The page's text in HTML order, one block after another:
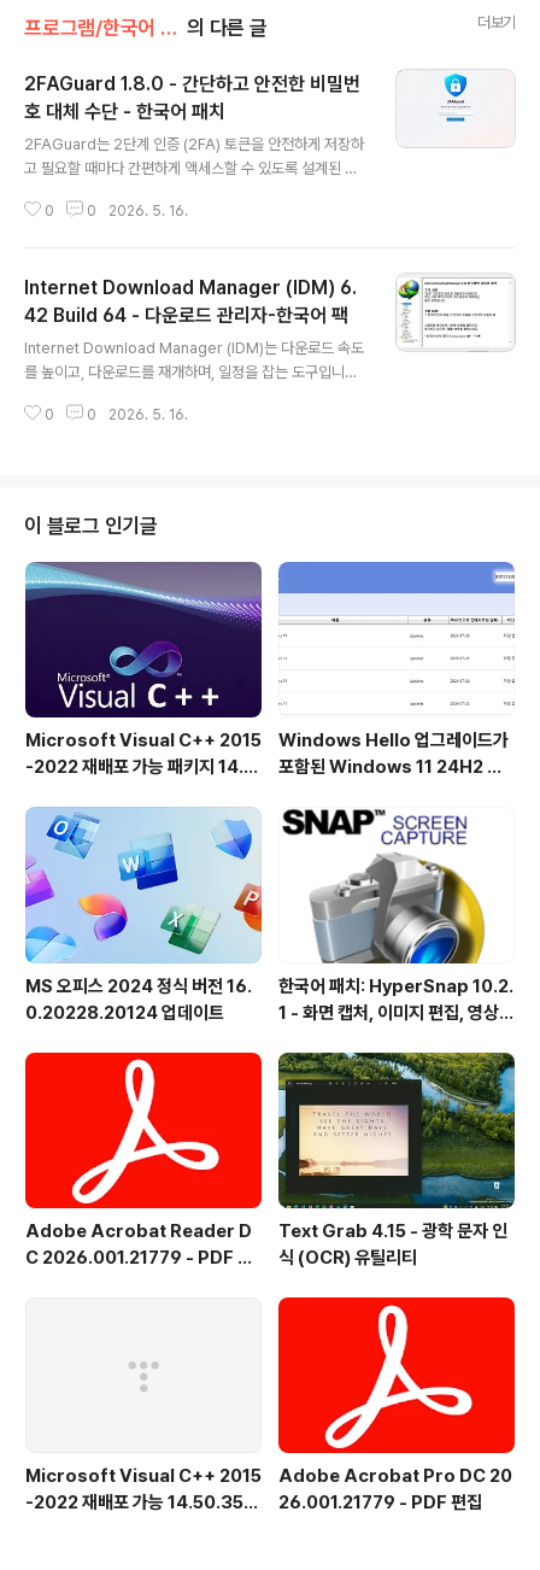
프로그램/한국어 패치 의 다른 글 더보기
2FAGuard 1.8.0 - 간단하고 안전한 비밀번
호 대체 수단 - 한국어 패치
2FAGuard는 2단계 인증 (2FA) 토큰을 안전하게 저장하
고 필요할 때마다 간편하게 액세스할 수 있도록 설계된 강
최신 보안 표준을 준수하는 고급 암호화 방식을 사용합니
용하면 데이터를 내보내어 필요한 경우 다른 애플리케이션
에서 토큰을 활용할 수 있습니다. 이러한 유연성을 통해 계
정의 보안 수준을 최고 수준으로 유지하면서 필요에 가장
적합한 방식으로 2FA 토큰을 관리할 수 있습니다.데이터
가져오기2FAGuard의 가장 뛰어난 기능 중 하나는 원활
한 가져오기 기능입니다. 이 기능을 사용하면 Google Au
0 0 2026. 5. 16.
Internet Download Manager (IDM) 6.
42 Build 64 - 다운로드 관리자-한국어 팩
Internet Download Manager (IDM)는 다운로드 속도
를 높이고, 다운로드를 재개하며, 일정을 잡는 도구입니다.
제, 컴퓨터 종료 또는 예기치 않은 정전으로 인해 중단되거
분할과 안전한 다중 부분 다운로드 기술을 갖춘 스마트 다
운로드 로직 가속기를 갖추고 있어 다운로드 속도를 가속
화합니다. 다른 다운로드 관리자 및 가속기와 달리, Intern
et Download Manager는 다운로드 과정에서 다운로드
된 파일을 동적으로 분할하고, 추가 연결 및 로그인..
0 0 2026. 5. 16.
이 블로그 인기글
Microsoft Visual C++ 2015
-2022 재배포 가능 패키지 14.5
Windows Hello 업그레이드가
포함된 Windows 11 24H2 및
출시
MS 오피스 2024 정식 버전 16.
0.20228.20124 업데이트
한국어 패치: HyperSnap 10.2.
1 - 화면 캡처, 이미지 편집, 영상
Adobe Acrobat Reader D
C 2026.001.21779 - PDF 뷰
Text Grab 4.15 - 광학 문자 인
식 (OCR) 유틸리티
Microsoft Visual C++ 2015
-2022 재배포 가능 14.50.356
Adobe Acrobat Pro DC 20
26.001.21779 - PDF 편집